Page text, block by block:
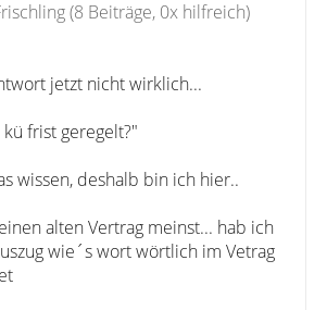
(8 Beiträge, 0x hilfreich)
jetzt nicht wirklich...
frist geregelt?"
wissen, deshalb bin ich hier..
alten Vertrag meinst... hab ich
wie´s wort wörtlich im Vetrag